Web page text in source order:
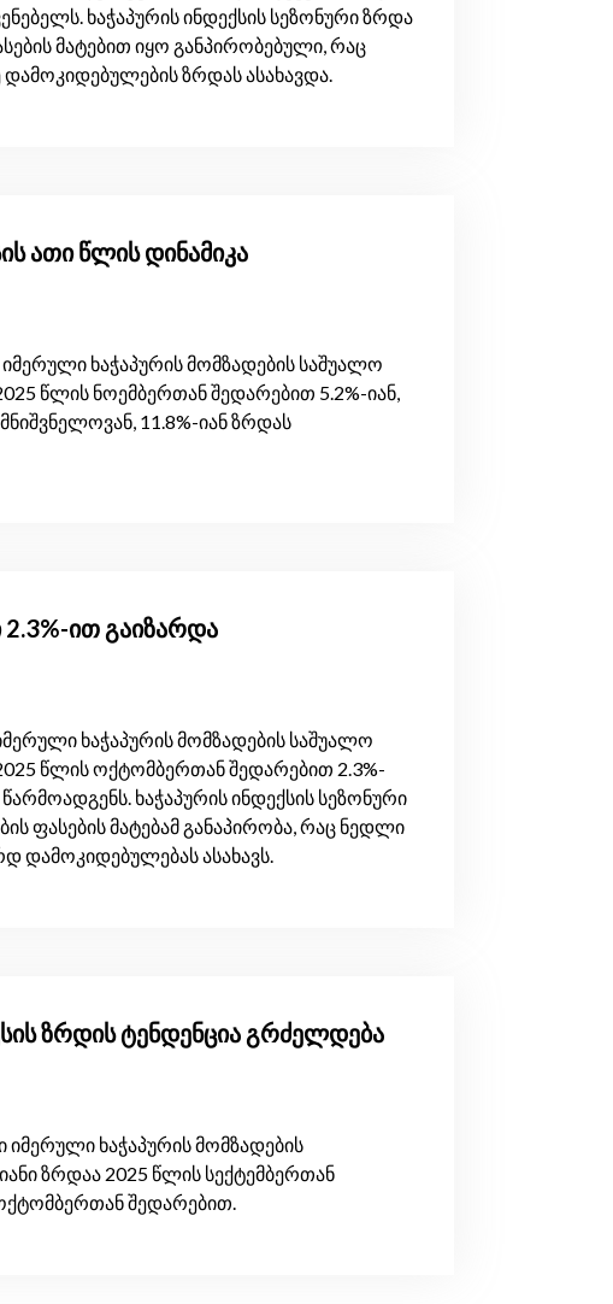
ხაჭაპურის ინდექსის სეზონური ზრდა
მატებით იყო განპირობებული, რაც
ზრდას ასახავდა.
ათი წლის დინამიკა
ხაჭაპურის მომზადების საშუალო
წლის ნოემბერთან შედარებით 5.2%-იან,
11.8%-იან ზრდას
2.3%-ით გაიზარდა
ხაჭაპურის მომზადების საშუალო
წლის ოქტომბერთან შედარებით 2.3%-
ხაჭაპურის ინდექსის სეზონური
ფასების მატებამ განაპირობა, რაც ნედლი
დამოკიდებულებას ასახავს.
ზრდის ტენდენცია გრძელდება
ხაჭაპურის მომზადების
ზრდაა 2025 წლის სექტემბერთან
შედარებით.